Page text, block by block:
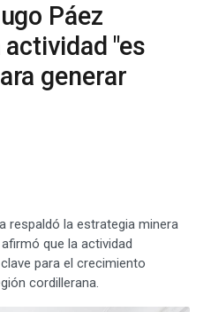
Páez
"es
generar
respaldó la estrategia minera
que la actividad
para el crecimiento
cordillerana.